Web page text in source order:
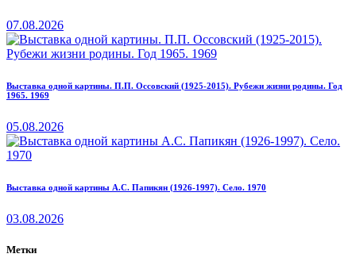
07.08.2026
Выставка одной картины. П.П. Оссовский (1925-2015). Рубежи жизни родины. Год
1965. 1969
05.08.2026
Выставка одной картины А.С. Папикян (1926-1997). Село. 1970
03.08.2026
Метки